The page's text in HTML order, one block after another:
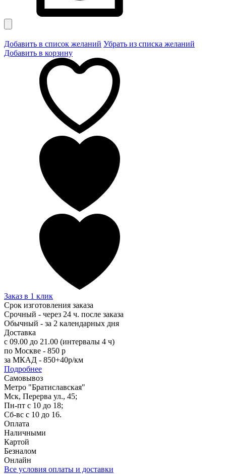
Добавить в список желаний Убрать из списка желаний
Добавить в корзину
Заказ в 1 клик
Срок изготовления заказа
Срочный - через 24 ч. после заказа
Обычный - за 2 календарных дня
Доставка
с 09.00 до 21.00 (интервалы 4 ч)
по Москве - 850 р
за МКАД - 850+40р/км
Подробнее
Самовывоз
Метро "Братиславская"
Мск, Перерва ул., 45;
Пн-пт с 10 до 18;
Сб-вс с 10 до 16.
Оплата
Наличными
Картой
Безналом
Онлайн
Все условия оплаты и доставки